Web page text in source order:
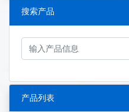
搜索产品
产品列表